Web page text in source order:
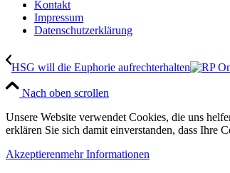
Kontakt
Impressum
Datenschutzerklärung
HSG will die Euphorie aufrechterhalten
Nach oben scrollen
Unsere Website verwendet Cookies, die uns
erklären Sie sich damit einverstanden, dass Ihre
Akzeptierenmehr Informationen